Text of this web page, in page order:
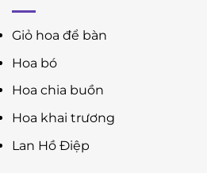
Giỏ hoa để bàn
Hoa bó
Hoa chia buồn
Hoa khai trương
Lan Hồ Điệp